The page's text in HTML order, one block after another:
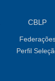
CBLP
Perfil